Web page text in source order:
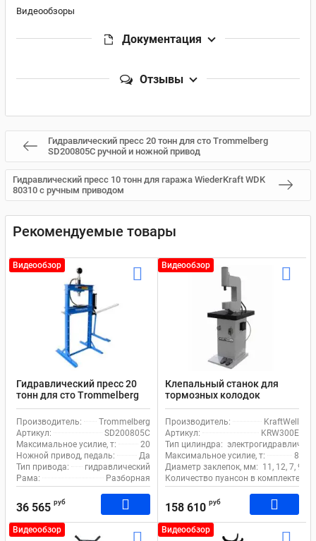
Видеообзоры
Документация
Отзывы
Гидравлический пресс 20 тонн для сто Trommelberg
SD200805C ручной и ножной привод
Гидравлический пресс 10 тонн для гаража WiederKraft WDK
80310 с ручным приводом
Рекомендуемые товары
Видеообзор
Гидравлический пресс 20
тонн для сто Trommelberg
SD200805C ручной и ножной
привод
Производитель:
Trommelberg
Артикул:
SD200805C
Максимальное усилие, т:
20
Ножной привод, педаль:
Да
Тип привода:
гидравлический
Рама:
Разборная
36 565 руб
Видеообзор
Клепальный станок для
тормозных колодок
KraftWell KRW300E
электрогидравлический 8 т
Производитель:
KraftWell
Артикул:
KRW300E
Тип цилиндра:
Максимальное усилие, т:
8
Диаметр заклепок, мм: 11, 12, 7, 9, 5,
Количество пуансон в комплекте, шт:
158 610 руб
Видеообзор Видеообзор